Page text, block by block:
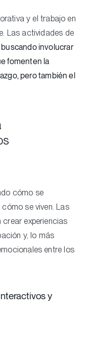
y el trabajo en
Las actividades de
involucrar
fomenten la
pero también el
cómo se
se viven. Las
experiencias
y, lo más
entre los
y